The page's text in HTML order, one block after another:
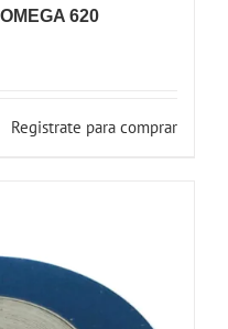
620
Registrate para comprar